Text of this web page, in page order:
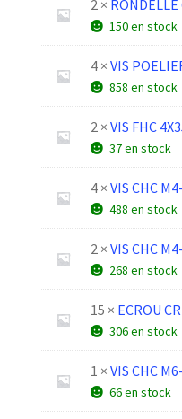
2 ×
150 en stock
4 × VIS
858 en stock
2 × VIS FHC
37 en stock
4 × VIS CHC
488 en stock
2 × VIS CHC
268 en stock
15 × ECROU
306 en stock
1 × VIS CHC
66 en stock